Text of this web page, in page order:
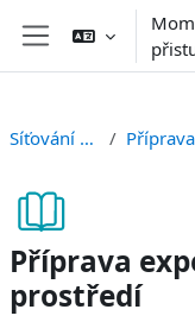
Přejít k hlavnímu obsahu
Boční panel
Síťování v Linuxu
Příprava
prostředí